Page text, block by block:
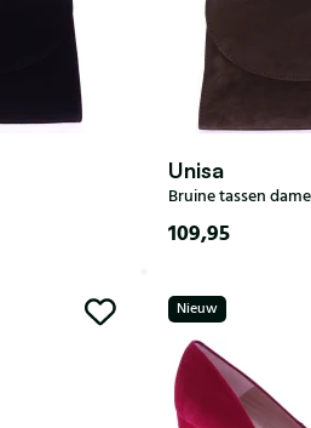
Unisa
Bruine tassen
109,95
Nieuw